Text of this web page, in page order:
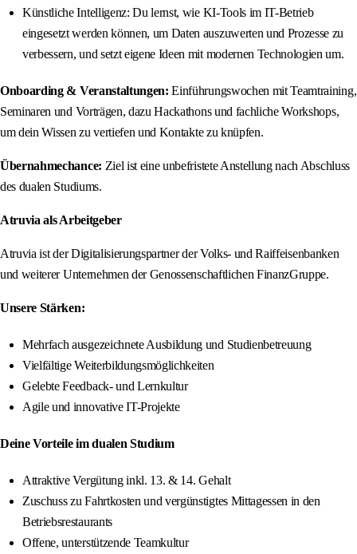
Künstliche Intelligenz: Du lernst, wie KI-Tools im IT-Betrieb
eingesetzt werden können, um Daten auszuwerten und Prozesse zu
verbessern, und setzt eigene Ideen mit modernen Technologien um.
Onboarding & Veranstaltungen: Einführungswochen mit Teamtraining,
Seminaren und Vorträgen, dazu Hackathons und fachliche Workshops,
um dein Wissen zu vertiefen und Kontakte zu knüpfen.
Übernahmechance: Ziel ist eine unbefristete Anstellung nach Abschluss
des dualen Studiums.
Atruvia als Arbeitgeber
Atruvia ist der Digitalisierungspartner der Volks- und Raiffeisenbanken
und weiterer Unternehmen der Genossenschaftlichen FinanzGruppe.
Unsere Stärken:
Mehrfach ausgezeichnete Ausbildung und Studienbetreuung
Vielfältige Weiterbildungsmöglichkeiten
Gelebte Feedback- und Lernkultur
Agile und innovative IT-Projekte
Deine Vorteile im dualen Studium
Attraktive Vergütung inkl. 13. & 14. Gehalt
Zuschuss zu Fahrtkosten und vergünstigtes Mittagessen in den
Betriebsrestaurants
Offene, unterstützende Teamkultur